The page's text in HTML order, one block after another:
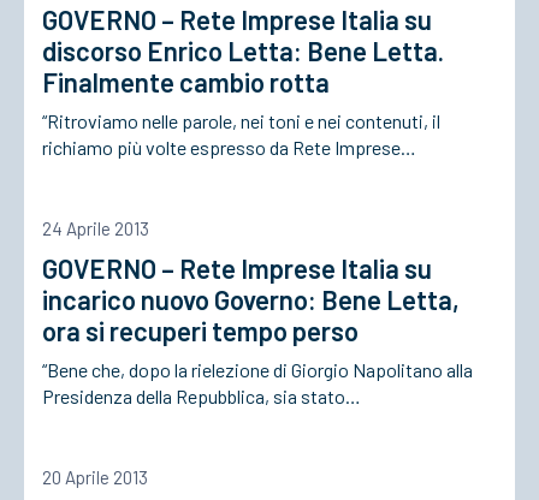
GOVERNO – Rete Imprese Italia su
discorso Enrico Letta: Bene Letta.
Finalmente cambio rotta
“Ritroviamo nelle parole, nei toni e nei contenuti, il
richiamo più volte espresso da Rete Imprese…
24 Aprile 2013
GOVERNO – Rete Imprese Italia su
incarico nuovo Governo: Bene Letta,
ora si recuperi tempo perso
“Bene che, dopo la rielezione di Giorgio Napolitano alla
Presidenza della Repubblica, sia stato…
20 Aprile 2013